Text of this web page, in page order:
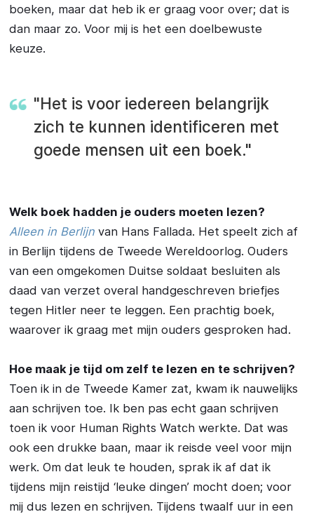
boeken, maar dat heb ik er graag voor over; dat is
dan maar zo. Voor mij is het een doelbewuste
keuze.
"Het is voor iedereen belangrijk
zich te kunnen identificeren met
goede mensen uit een boek."
Welk boek hadden je ouders moeten lezen?
Alleen in Berlijn van Hans Fallada. Het speelt zich af
in Berlijn tijdens de Tweede Wereldoorlog. Ouders
van een omgekomen Duitse soldaat besluiten als
daad van verzet overal handgeschreven briefjes
tegen Hitler neer te leggen. Een prachtig boek,
waarover ik graag met mijn ouders gesproken had.
Hoe maak je tijd om zelf te lezen en te schrijven?
Toen ik in de Tweede Kamer zat, kwam ik nauwelijks
aan schrijven toe. Ik ben pas echt gaan schrijven
toen ik voor Human Rights Watch werkte. Dat was
ook een drukke baan, maar ik reisde veel voor mijn
werk. Om dat leuk te houden, sprak ik af dat ik
tijdens mijn reistijd ‘leuke dingen’ mocht doen; voor
mij dus lezen en schrijven. Tijdens twaalf uur in een